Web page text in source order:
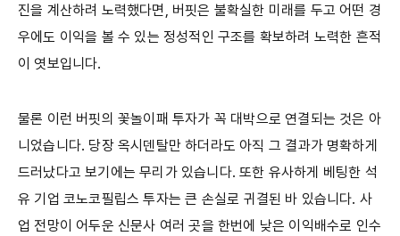
진을 계산하려 노력했다면, 버핏은 불확실한 미래를 두고 어떤 경
우에도 이익을 볼 수 있는 정성적인 구조를 확보하려 노력한 흔적
이 엿보입니다.
물론 이런 버핏의 꽃놀이패 투자가 꼭 대박으로 연결되는 것은 아
니었습니다. 당장 옥시덴탈만 하더라도 아직 그 결과가 명확하게
드러났다고 보기에는 무리가 있습니다. 또한 유사하게 베팅한 석
유 기업 코노코필립스 투자는 큰 손실로 귀결된 바 있습니다. 사
업 전망이 어두운 신문사 여러 곳을 한번에 낮은 이익배수로 인수